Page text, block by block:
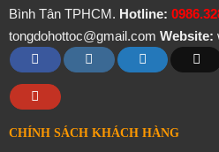
Bình Tân TPHCM. Hotline:
tongdohottoc@gmail.com Website:
CHÍNH SÁCH KHÁCH HÀNG